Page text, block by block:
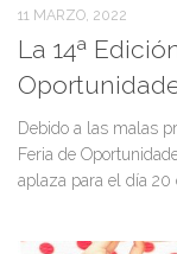
11 MARZO, 2022
La 14ª
Debido a las malas
Feria de
aplaza para el día 20